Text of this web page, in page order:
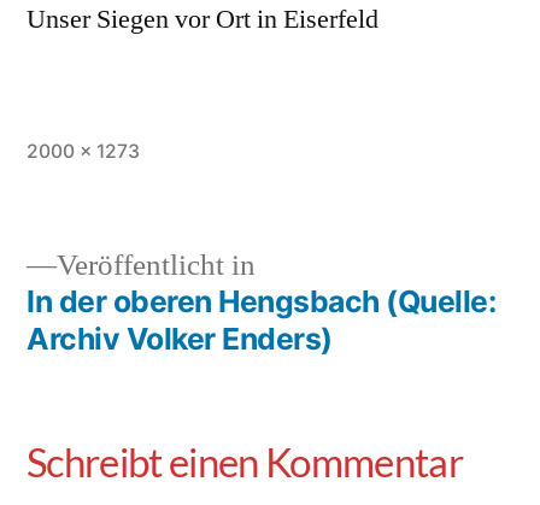
Unser Siegen vor Ort in Eiserfeld
2000 × 1273
Veröffentlicht in
In der oberen Hengsbach (Quelle:
Archiv Volker Enders)